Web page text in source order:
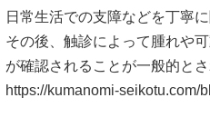
日常生活での支障などを丁寧に
その後、触診によって腫れや
が確認されることが一般的とさ
https://kumanomi-seikotu.com/